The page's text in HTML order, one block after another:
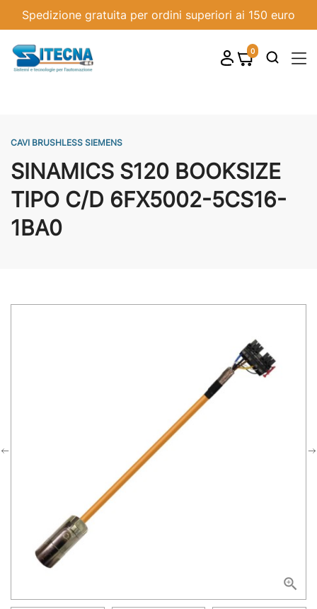
Spedizione gratuita per ordini superiori ai 150 euro
 shopping_cart0
CAVI BRUSHLESS SIEMENS
SINAMICS S120 BOOKSIZE
TIPO C/D 6FX5002-5CS16-
1BA0